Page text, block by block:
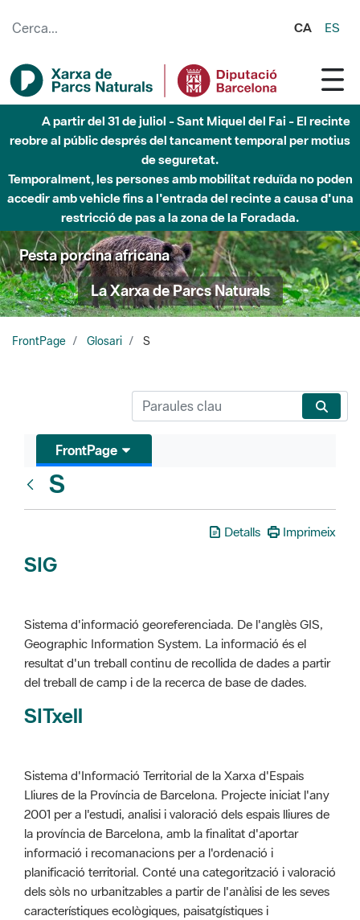
CA ES
A partir del 31 de juliol - Sant Miquel del Fai - El recinte
reobre al públic després del tancament temporal per motius
de seguretat.
Temporalment, les persones amb mobilitat reduïda no poden
accedir amb vehicle fins a l'entrada del recinte a causa d'una
restricció de pas a la zona de la Foradada.
Pesta porcina africana
La Xarxa de Parcs Naturals
FrontPage Glosari S
FrontPage
S
Detalls Imprimeix
SIG
Sistema d'informació georeferenciada. De l'anglès GIS,
Geographic Information System. La informació és el
resultat d'un treball continu de recollida de dades a partir
del treball de camp i de la recerca de base de dades.
SITxell
Sistema d'Informació Territorial de la Xarxa d'Espais
Lliures de la Província de Barcelona. Projecte iniciat l'any
2001 per a l'estudi, analisi i valoració dels espais lliures de
la província de Barcelona, amb la finalitat d'aportar
informació i recomanacions per a l'ordenació i
planificació territorial. Conté una categorització i valoració
dels sòls no urbanitzables a partir de l'anàlisi de les seves
característiques ecològiques, paisatgístiques i